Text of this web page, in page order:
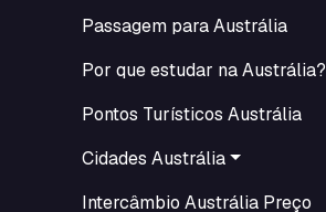
Passagem para Austrália
Por que estudar na Austrália?
Pontos Turísticos Austrália
Cidades Austrália
Intercâmbio Austrália Preço